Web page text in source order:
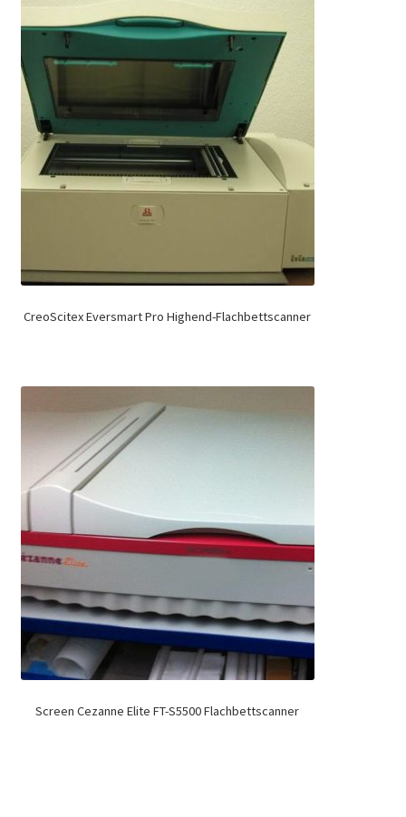
CreoScitex Eversmart Pro Highend-Flachbettscanner
Screen Cezanne Elite FT-S5500 Flachbettscanner